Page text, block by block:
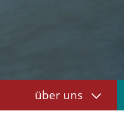
über uns